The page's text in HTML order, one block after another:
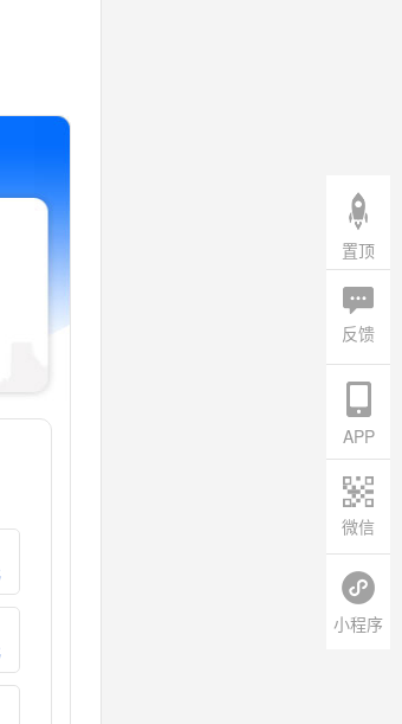
置顶
反馈
APP
微信
小程序